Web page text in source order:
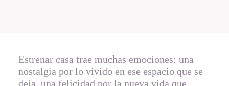
Estrenar casa trae muchas emociones: una
nostalgia por lo vivido en ese espacio que se
deja, una felicidad por la nueva vida que